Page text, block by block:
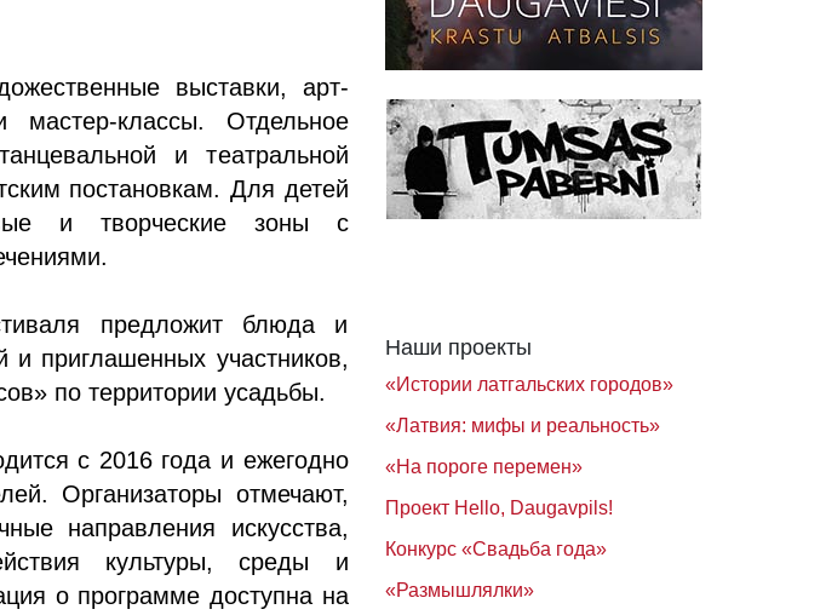
выставки, арт-
мастер-классы. Отдельное
и театральной
постановкам. Для детей
и творческие зоны с
предложит блюда и
и приглашенных участников,
по территории усадьбы.
с 2016 года и ежегодно
Организаторы отмечают,
направления искусства,
культуры, среды и
о программе доступна на
Наши проекты
«Истории латгальских городов»
«Латвия: мифы и реальность»
«На пороге перемен»
Проект Hello, Daugavpils!
Конкурс «Свадьба года»
«Размышлялки»